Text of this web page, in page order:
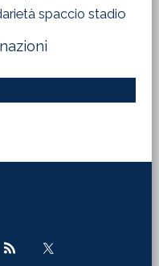
spaccio stadio